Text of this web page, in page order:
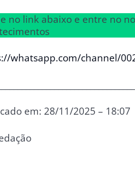
no link abaixo e entre no
whatsapp.com/channel/
em: 28/11/2025 – 18:07